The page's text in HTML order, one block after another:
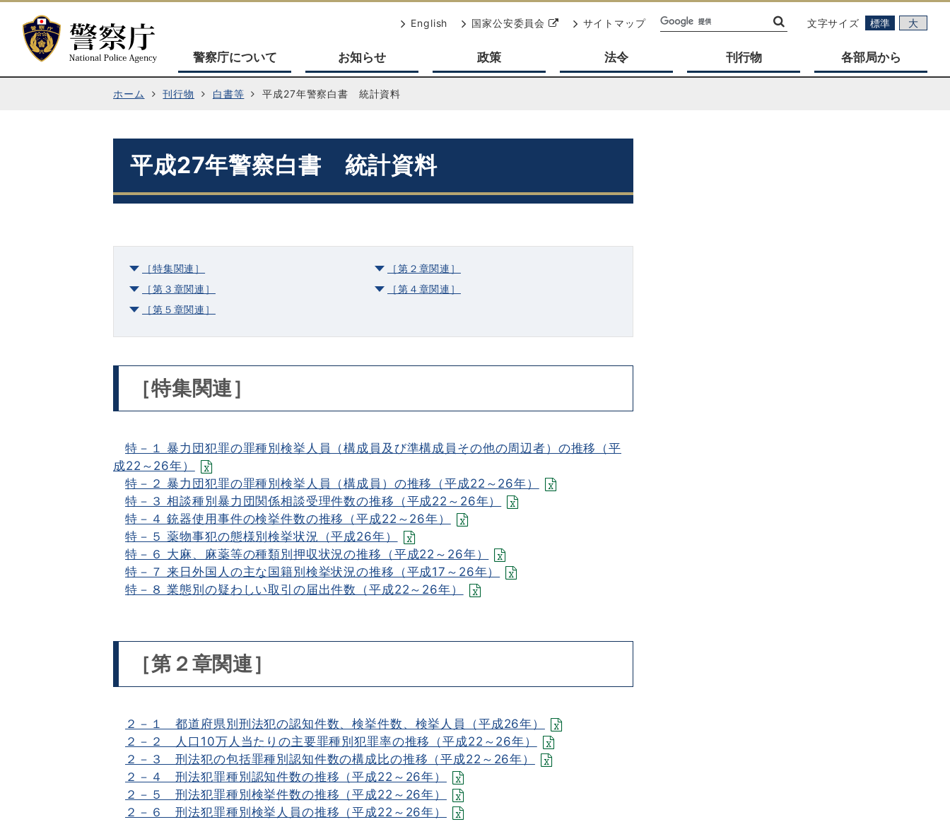
English 国家公安委員会
別
ン
サイトマップ 文字サイズ 標準 大
警察庁について お知らせ 政策 法令 刊行物 各部局から
ホーム 刊行物 白書等 平成27年警察白書 統計資料
平成27年警察白書 統計資料
［特集関連］
［第２章関連］
［第３章関連］
［第４章関連］
［第５章関連］
［特集関連］
特－１ 暴力団犯罪の罪種別検挙人員（構成員及び準構成員その他の周辺者）の推移（平
成22～26年）
特－２ 暴力団犯罪の罪種別検挙人員（構成員）の推移（平成22～26年）
特－３ 相談種別暴力団関係相談受理件数の推移（平成22～26年）
特－４ 銃器使用事件の検挙件数の推移（平成22～26年）
特－５ 薬物事犯の態様別検挙状況（平成26年）
特－６ 大麻、麻薬等の種類別押収状況の推移（平成22～26年）
特－７ 来日外国人の主な国籍別検挙状況の推移（平成17～26年）
特－８ 業態別の疑わしい取引の届出件数（平成22～26年）
［第２章関連］
２－１ 都道府県別刑法犯の認知件数、検挙件数、検挙人員（平成26年）
２－２ 人口10万人当たりの主要罪種別犯罪率の推移（平成22～26年）
２－３ 刑法犯の包括罪種別認知件数の構成比の推移（平成22～26年）
２－４ 刑法犯罪種別認知件数の推移（平成22～26年）
２－５ 刑法犯罪種別検挙件数の推移（平成22～26年）
２－６ 刑法犯罪種別検挙人員の推移（平成22～26年）